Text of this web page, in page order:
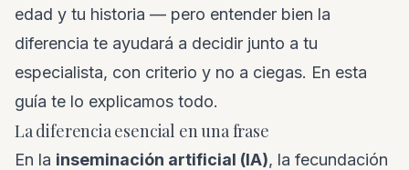
edad y tu historia — pero entender bien la
diferencia te ayudará a decidir junto a tu
especialista, con criterio y no a ciegas. En esta
guía te lo explicamos todo.
La diferencia esencial en una frase
En la inseminación artificial (IA), la fecundación